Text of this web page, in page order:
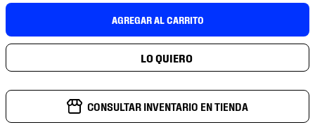
AGREGAR AL CARRITO
CONSULTAR INVENTARIO EN TIENDA
8.
chivas
10. tenis nike